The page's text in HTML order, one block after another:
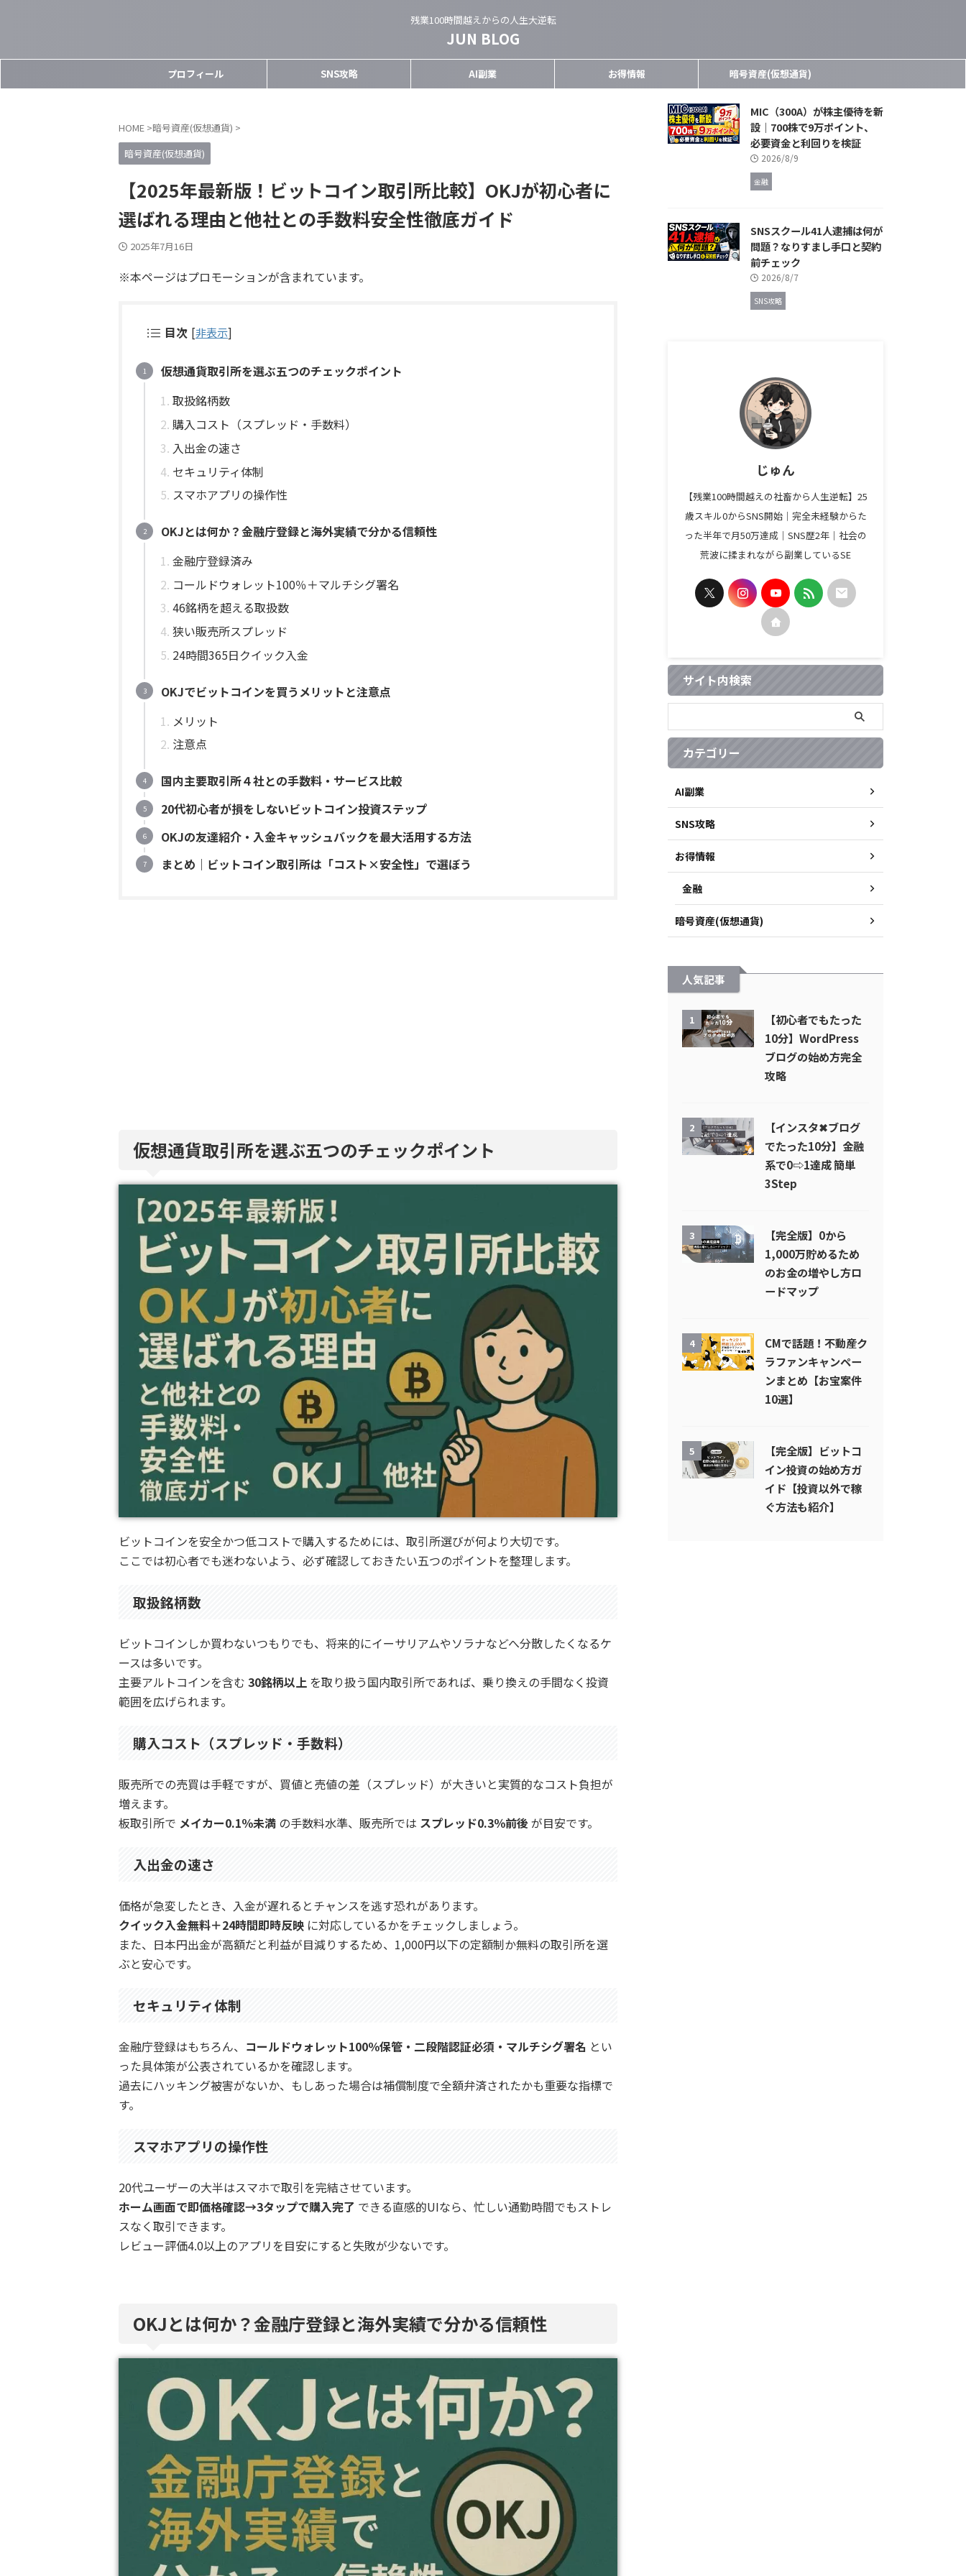
残業100時間越えからの人生大逆転
JUN BLOG
プロフィール SNS攻略 AI副業 お得情報 暗号資産(仮想通貨)
HOME >暗号資産(仮想通貨) >
暗号資産(仮想通貨)
【2025年最新版！ビットコイン取引所比較】OKJが初心者に
選ばれる理由と他社との手数料安全性徹底ガイド
2025年7月16日
※本ページはプロモーションが含まれています。
目次 [非表示]
仮想通貨取引所を選ぶ五つのチェックポイント
取扱銘柄数
購入コスト（スプレッド・手数料）
入出金の速さ
セキュリティ体制
スマホアプリの操作性
OKJとは何か？金融庁登録と海外実績で分かる信頼性
金融庁登録済み
コールドウォレット100％＋マルチシグ署名
46銘柄を超える取扱数
狭い販売所スプレッド
24時間365日クイック入金
OKJでビットコインを買うメリットと注意点
メリット
注意点
国内主要取引所４社との手数料・サービス比較
20代初心者が損をしないビットコイン投資ステップ
OKJの友達紹介・入金キャッシュバックを最大活用する方法
まとめ｜ビットコイン取引所は「コスト×安全性」で選ぼう
仮想通貨取引所を選ぶ五つのチェックポイント
ビットコインを安全かつ低コストで購入するためには、取引所選びが何より大切です。
ここでは初心者でも迷わないよう、必ず確認しておきたい五つのポイントを整理します。
取扱銘柄数
ビットコインしか買わないつもりでも、将来的にイーサリアムやソラナなどへ分散したくなるケ
ースは多いです。
主要アルトコインを含む 30銘柄以上 を取り扱う国内取引所であれば、乗り換えの手間なく投資
範囲を広げられます。
購入コスト（スプレッド・手数料）
販売所での売買は手軽ですが、買値と売値の差（スプレッド）が大きいと実質的なコスト負担が
増えます。
板取引所で メイカー0.1％未満 の手数料水準、販売所では スプレッド0.3％前後が目安です。
入出金の速さ
価格が急変したとき、入金が遅れるとチャンスを逃す恐れがあります。
クイック入金無料＋24時間即時反映 に対応しているかをチェックしましょう。
また、日本円出金が高額だと利益が目減りするため、1,000円以下の定額制か無料の取引所を選
ぶと安心です。
セキュリティ体制
金融庁登録はもちろん、 コールドウォレット100％保管・二段階認証必須・マルチシグ署名 とい
った具体策が公表されているかを確認します。
過去にハッキング被害がないか、もしあった場合は補償制度で全額弁済されたかも重要な指標で
す。
スマホアプリの操作性
20代ユーザーの大半はスマホで取引を完結させています。
ホーム画面で即価格確認→3タップで購入完了 できる直感的UIなら、忙しい通勤時間でもストレ
スなく取引できます。
レビュー評価4.0以上のアプリを目安にすると失敗が少ないです。
OKJとは何か？金融庁登録と海外実績で分かる信頼性
MIC（300A）が株主優待を新
設｜700株で9万ポイント、
必要資金と利回りを検証
2026/8/9
金融
SNSスクール41人逮捕は何が
問題？なりすまし手口と契約
前チェック
2026/8/7
SNS攻略
じゅん
【残業100時間越えの社畜から人生逆転】25
歳スキル0からSNS開始｜完全未経験からた
った半年で月50万達成｜SNS歴2年｜社会の
荒波に揉まれながら副業しているSE
サイト内検索
カテゴリー
AI副業
SNS攻略
お得情報
金融
暗号資産(仮想通貨)
人気記事
1
【初心者でもたった
10分】WordPress
ブログの始め方完全
攻略
2
【インスタ✖︎ブログ
でたった10分】金融
系で0⇨1達成 簡単
3Step
3
【完全版】0から
1,000万貯めるため
のお金の増やし方ロ
ードマップ
4
CMで話題！不動産ク
ラファンキャンペー
ンまとめ【お宝案件
10選】
5
【完全版】ビットコ
イン投資の始め方ガ
イド【投資以外で稼
ぐ方法も紹介】